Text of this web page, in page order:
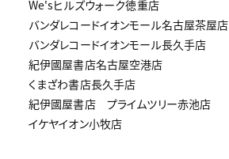
We'sヒルズウォーク徳重店
バンダレコードイオンモール名古屋茶屋店
バンダレコードイオンモール長久手店
紀伊國屋書店名古屋空港店
くまざわ書店長久手店
紀伊國屋書店 プライムツリー赤池店
イケヤイオン小牧店